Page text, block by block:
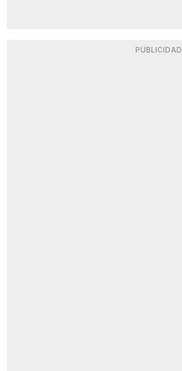
PUBLICIDAD